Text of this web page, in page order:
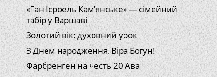
«Ган Ісроель Кам’янське» — сімейний
табір у Варшаві
Золотий вік: духовний урок
З Днем народження, Віра Богун!
Фарбренген на честь 20 Ава